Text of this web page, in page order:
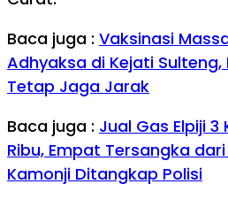
Baca juga : Vaksinasi
Adhyaksa di Kejati
Tetap Jaga Jarak
Baca juga : Jual Gas Elpiji 3
Ribu, Empat Tersangka
Kamonji Ditangkap Polisi